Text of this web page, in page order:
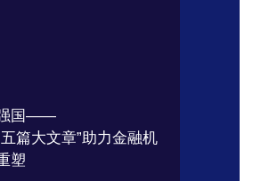
强国——
篇大文章”助力金融机
塑